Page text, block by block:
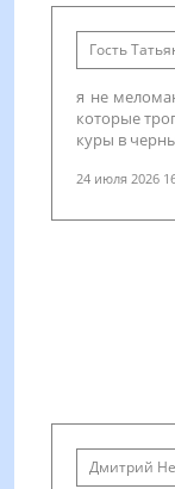
Гость
я не
которые
куры в
24 июля 2026
Дмитрий